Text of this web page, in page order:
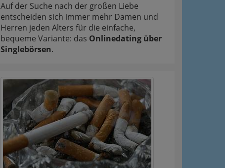
Auf der Suche nach der großen Liebe
entscheiden sich immer mehr Damen und
Herren jeden Alters für die einfache,
bequeme Variante: das Onlinedating über
Singlebörsen.